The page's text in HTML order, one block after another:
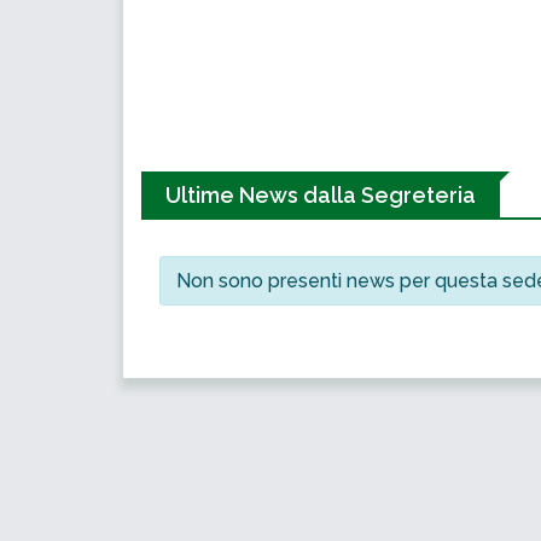
Ultime News dalla Segreteria
Non sono presenti news per questa